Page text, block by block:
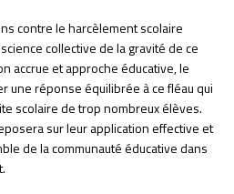
contre le harcèlement scolaire
collective de la gravité de ce
accrue et approche éducative, le
une réponse équilibrée à ce fléau qui
scolaire de trop nombreux élèves.
sur leur application effective et
de la communauté éducative dans